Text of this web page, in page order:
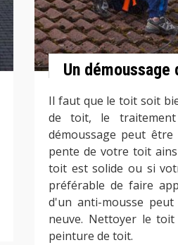
Un
Il faut que le toit soit
de toit, le
démoussage peut
pente de votre toit
toit est solide ou si
préférable de faire
d'un anti-mousse
neuve. Nettoyer le
peinture de toit.